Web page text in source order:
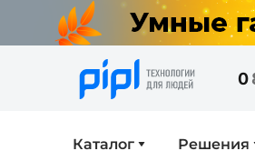
0
Каталог Решения